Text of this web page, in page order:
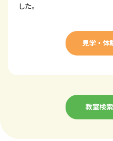
した。
見学・体
教室検